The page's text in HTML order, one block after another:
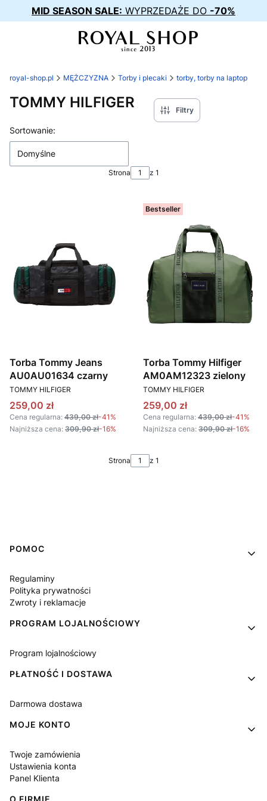
MID SEASON SALE: WYPRZEDAŻE DO -70%
royal-shop.pl MĘŻCZYZNA Torby i plecaki torby, torby na laptop
TOMMY HILFIGER Filtry
Lista produktów
Sortowanie:
Domyślne
Strona z 1
Torba Tommy Jeans
AU0AU01634 czarny
PRODUCENT
TOMMY HILFIGER
Cena promocyjna
259,00 zł
Cena regularna: 439,00 zł-41%
Najniższa cena: 309,90 zł-16%
Bestseller
Torba Tommy Hilfiger
AM0AM12323 zielony
PRODUCENT
TOMMY HILFIGER
Cena promocyjna
259,00 zł
Cena regularna: 439,00 zł-41%
Najniższa cena: 309,90 zł-16%
Strona z 1
Linki w stopce
POMOC
Regulaminy
Polityka prywatności
Zwroty i reklamacje
PROGRAM LOJALNOŚCIOWY
Program lojalnościowy
PŁATNOŚĆ I DOSTAWA
Darmowa dostawa
MOJE KONTO
Twoje zamówienia
Ustawienia konta
Panel Klienta
O FIRMIE